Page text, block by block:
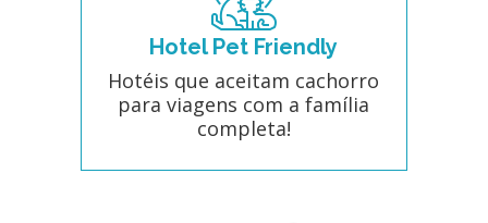
Hotel Pet Friendly
Hotéis que aceitam cachorro
para viagens com a família
completa!